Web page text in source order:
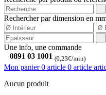
Rechercher par dimension en
Une info, une commande
0891 03 1001 (0,23€/min)
Mon panier 0 article 0 article
Aucun produit